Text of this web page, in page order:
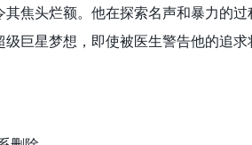
焦头烂额。他在探索名声和暴力的过
巨星梦想，即使被医生警告他的追